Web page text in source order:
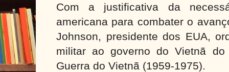
Com a justificativa da
americana para combater o
Johnson, presidente dos EUA,
militar ao governo do Vietnã
Guerra do Vietnã (1959-1975).